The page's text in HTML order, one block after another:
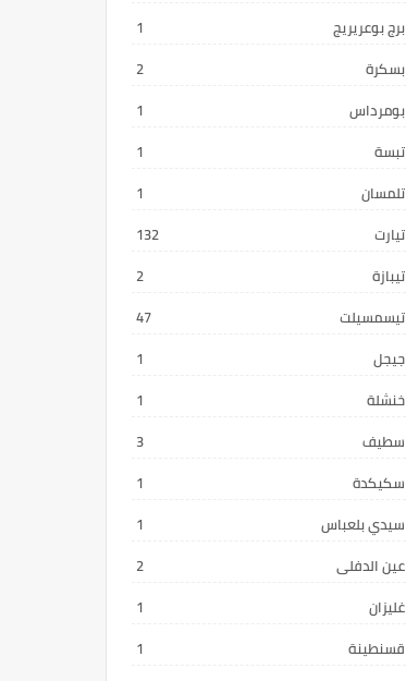
برج بوعريريج
1
بسكرة
2
بومرداس
1
تبسة
1
تلمسان
1
تيارت
132
تيبازة
2
تيسمسيلت
47
جيجل
1
خنشلة
1
سطيف
3
سكيكدة
1
سيدي بلعباس
1
عين الدفلى
2
غليزان
1
قسنطينة
1